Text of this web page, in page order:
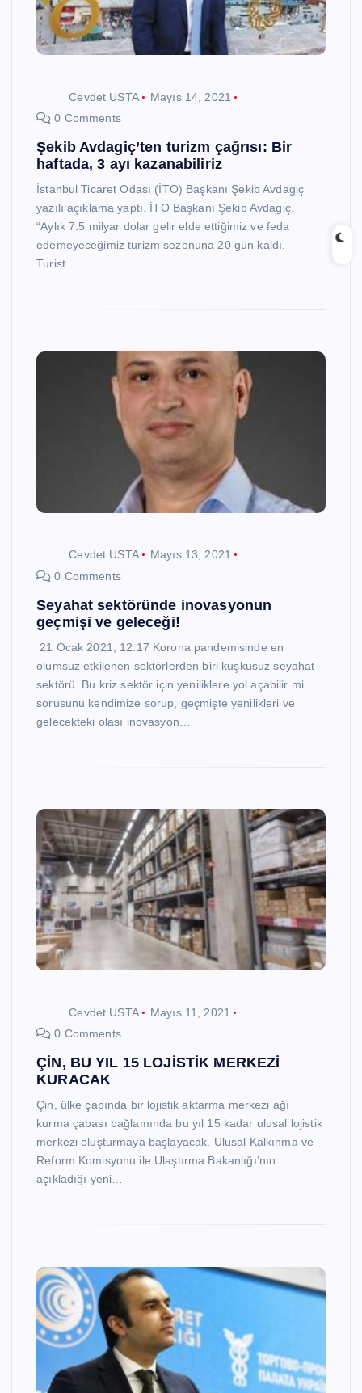
Cevdet USTA
Mayıs 14, 2021
0 Comments
Şekib Avdagiç’ten turizm çağrısı: Bir
haftada, 3 ayı kazanabiliriz
İstanbul Ticaret Odası (İTO) Başkanı Şekib Avdagiç
yazılı açıklama yaptı. İTO Başkanı Şekib Avdagiç,
“Aylık 7.5 milyar dolar gelir elde ettiğimiz ve feda
edemeyeceğimiz turizm sezonuna 20 gün kaldı.
Turist…
Cevdet USTA
Mayıs 13, 2021
0 Comments
Seyahat sektöründe inovasyonun
geçmişi ve geleceği!
21 Ocak 2021, 12:17 Korona pandemisinde en
olumsuz etkilenen sektörlerden biri kuşkusuz seyahat
sektörü. Bu kriz sektör için yeniliklere yol açabilir mi
sorusunu kendimize sorup, geçmişte yenilikleri ve
gelecekteki olası inovasyon…
Cevdet USTA
Mayıs 11, 2021
0 Comments
ÇİN, BU YIL 15 LOJİSTİK MERKEZİ
KURACAK
Çin, ülke çapında bir lojistik aktarma merkezi ağı
kurma çabası bağlamında bu yıl 15 kadar ulusal lojistik
merkezi oluşturmaya başlayacak. Ulusal Kalkınma ve
Reform Komisyonu ile Ulaştırma Bakanlığı’nın
açıkladığı yeni…